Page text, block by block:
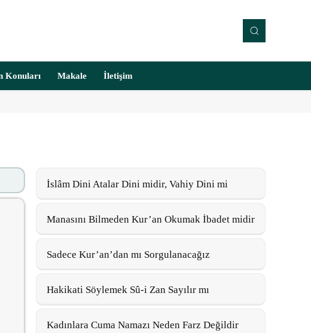
Konuları Makale İletişim
İslâm Dini Atalar Dini midir, Vahiy Dini mi
Manasını Bilmeden Kur’an Okumak İbadet midir
Sadece Kur’an’dan mı Sorgulanacağız
Hakikati Söylemek Sû-i Zan Sayılır mı
Kadınlara Cuma Namazı Neden Farz Değildir